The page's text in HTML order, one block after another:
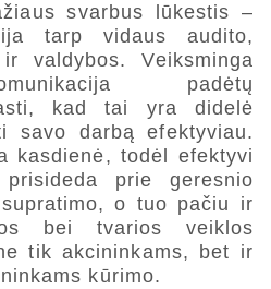
svarbus lūkestis –
tarp vidaus audito,
valdybos. Veiksminga
padėtų
kad tai yra didelė
savo darbą efektyviau.
kasdienė, todėl efektyvi
prie geresnio
o tuo pačiu ir
bei tvarios veiklos
tik akcininkams, bet ir
kūrimo.